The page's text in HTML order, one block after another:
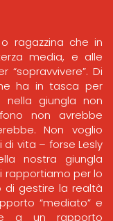
ragazzina che in
media, e alle
“sopravvivere”. Di
ha in tasca per
nella giungla non
non avrebbe
Non voglio
vita – forse Lesly
nostra giungla
rapportiamo per lo
di gestire la realtà
“mediato” e
a un rapporto